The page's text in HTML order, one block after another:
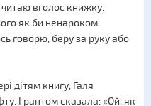
вголос книжку.
як би ненароком.
говорю, беру за руку або
дітям книгу, Галя
І раптом сказала: «Ой, як